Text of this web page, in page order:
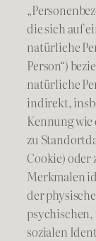
die sich auf
natürliche
Person“)
natürliche
indirekt,
Kennung
zu
Cookie) oder
Merkmalen
der
sozialen